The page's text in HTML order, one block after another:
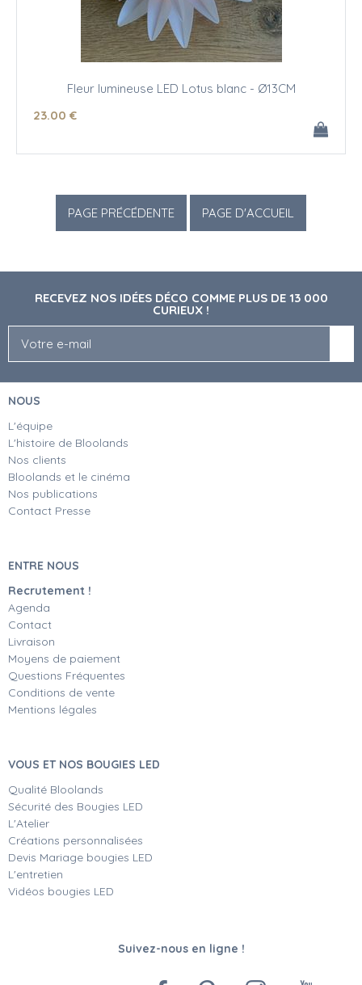
Fleur lumineuse LED Lotus blanc - Ø13CM
23.00 €
RECEVEZ NOS IDÉES DÉCO COMME PLUS DE 13 000
CURIEUX !
NOUS
L'équipe
L'histoire de Bloolands
Nos clients
Bloolands et le cinéma
Nos publications
Contact Presse
ENTRE NOUS
Recrutement !
Agenda
Contact
Livraison
Moyens de paiement
Questions Fréquentes
Conditions de vente
Mentions légales
VOUS ET NOS BOUGIES LED
Qualité Bloolands
Sécurité des Bougies LED
L'Atelier
Créations personnalisées
Devis Mariage bougies LED
L'entretien
Vidéos bougies LED
Suivez-nous en ligne !